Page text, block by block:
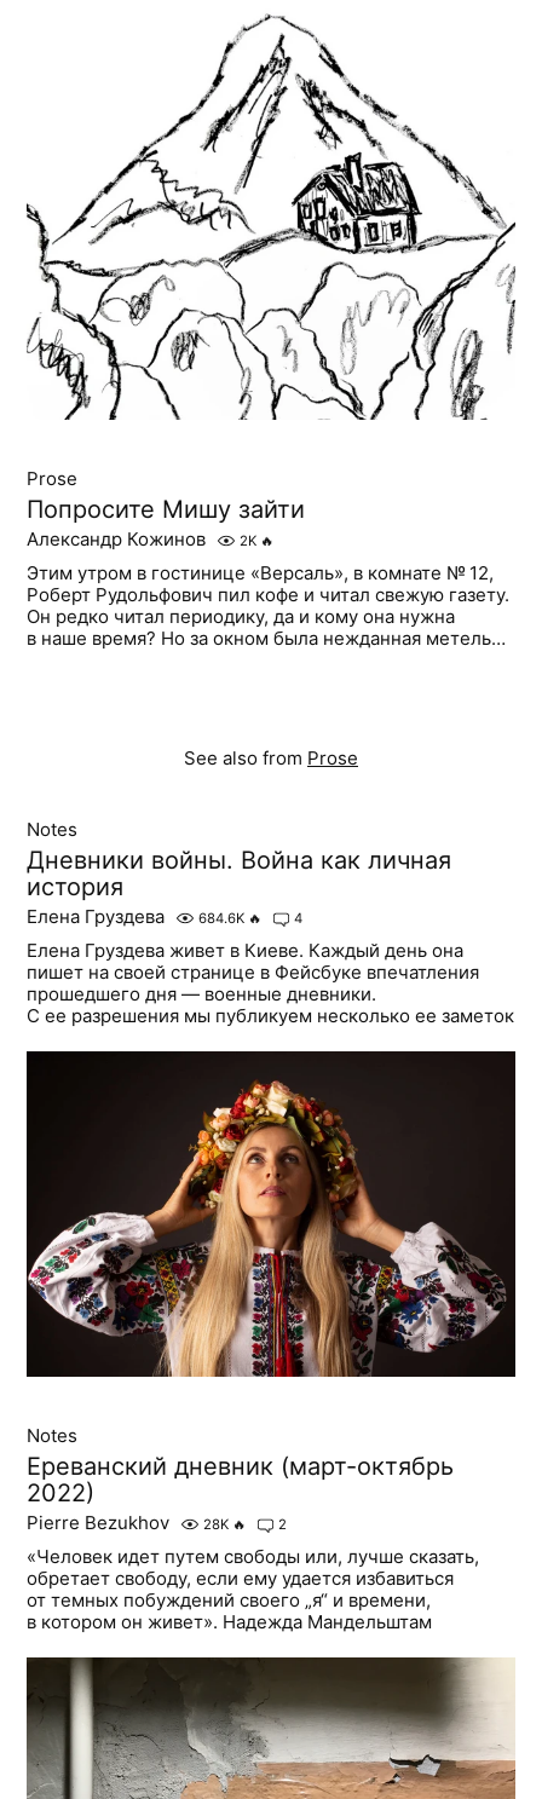
Prose
Попросите Мишу зайти
Александр Кожинов 2K 🔥
Этим утром в гостинице «Версаль», в комнате № 12,
Роберт Рудольфович пил кофе и читал свежую газету.
Он редко читал периодику, да и кому она нужна
в наше время? Но за окном была нежданная метель…
See also from Prose
Notes
Дневники войны. Война как личная
история
Елена Груздева 684.6K 🔥 4
Елена Груздева живет в Киеве. Каждый день она
пишет на своей странице в Фейсбуке впечатления
прошедшего дня — военные дневники.
С ее разрешения мы публикуем несколько ее заметок
Notes
Ереванский дневник (март-октябрь
2022)
Pierre Bezukhov 28K 🔥 2
«Человек идет путем свободы или, лучше сказать,
обретает свободу, если ему удается избавиться
от темных побуждений своего „я“ и времени,
в котором он живет». Надежда Мандельштам